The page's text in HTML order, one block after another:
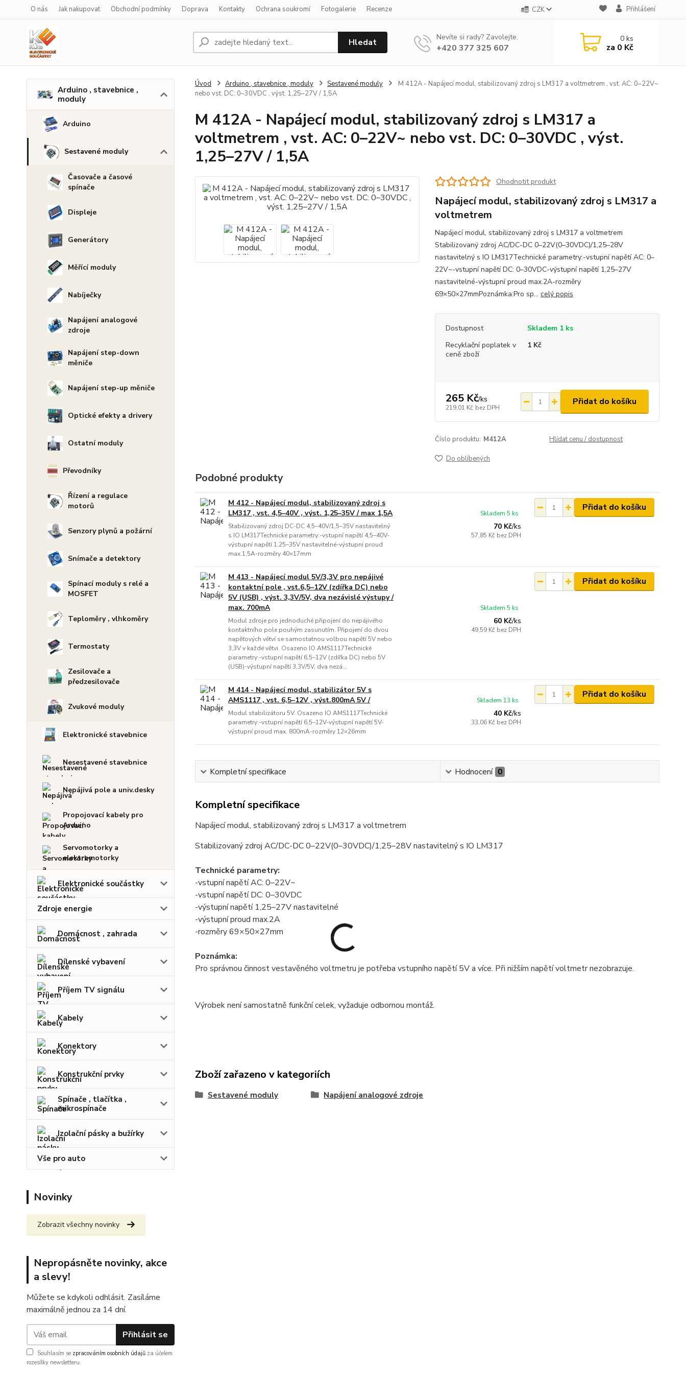
O nás Jak nakupovat Obchodní podmínky Doprava Kontakty Ochrana soukromí Fotogalerie Recenze CZK Přihlášení
Hledat Nevíte si rady? Zavolejte.
+420 377 325 607
0ks
za 0 Kč
Arduino , stavebnice ,
moduly
Arduino
Sestavené moduly
Časovače a časové
spínače
Displeje
Generátory
Měřící moduly
Nabíječky
Napájení analogové
zdroje
Napájení step-down
měniče
Napájení step-up měniče
Optické efekty a drivery
Ostatní moduly
Převodníky
Řízení a regulace
motorů
Senzory plynů a požární
Snímače a detektory
Spínací moduly s relé a
MOSFET
Teploměry , vlhkoměry
Termostaty
Zesilovače a
předzesilovače
Zvukové moduly
Elektronické stavebnice
Nesestavené stavebnice
Nepájivá pole a univ.desky
Propojovací kabely pro
Arduino
Servomotorky a
elektromotorky
Elektronické součástky
Zdroje energie
Domácnost , zahrada
Dílenské vybavení
Příjem TV signálu
Kabely
Konektory
Konstrukční prvky
Spínače , tlačítka ,
mikrospínače
Izolační pásky a bužírky
Vše pro auto
Novinky
Zobrazit všechny novinky
Nepropásněte novinky, akce
a slevy!
Můžete se kdykoli odhlásit. Zasíláme
maximálně jednou za 14 dní.
Přihlásit se
Souhlasím se zpracováním osobních údajů za účelem
rozesílky newsletteru.
Úvod Arduino , stavebnice , moduly Sestavené moduly
M 412A - Napájecí modul, stabilizovaný zdroj s LM317 a voltmetrem , vst. AC: 0–22V~
nebo vst. DC: 0–30VDC , výst. 1,25–27V / 1,5A
M 412A - Napájecí modul, stabilizovaný zdroj s LM317 a
voltmetrem , vst. AC: 0–22V~ nebo vst. DC: 0–30VDC , výst.
1,25–27V / 1,5A
Ohodnotit produkt
Napájecí modul, stabilizovaný zdroj s LM317 a
voltmetrem
Napájecí modul, stabilizovaný zdroj s LM317 a voltmetrem
Stabilizovaný zdroj AC/DC-DC 0–22V(0–30VDC)/1,25–28V
nastavitelný s IO LM317Technické parametry:-vstupní napětí AC: 0–
22V~-vstupní napětí DC: 0–30VDC-výstupní napětí 1,25–27V
nastavitelné-výstupní proud max.2A-rozměry
69×50×27mmPoznámka:Pro sp... celý popis
Dostupnost
Skladem 1 ks
Recyklační poplatek v
ceně zboží
1 Kč
265 Kč/ks
219,01 Kč bez DPH
Přidat do košíku
Číslo produktu: M412A Hlídat cenu / dostupnost
Do oblíbených
Podobné produkty
M 412 - Napájecí modul, stabilizovaný zdroj s
LM317 , vst. 4,5–40V , výst. 1,25–35V / max 1,5A
Stabilizovaný zdroj DC-DC 4,5–40V/1,5–35V nastavitelný
s IO LM317Technické parametry:-vstupní napětí 4,5–40V-
výstupní napětí 1,25–35V nastavitelné-výstupní proud
max.1,5A-rozměry 40×17mm
70 Kč/ks
57,85 Kč bez DPH
Skladem 5 ks
Přidat do košíku
M 413 - Napájecí modul 5V/3,3V pro nepájivé
kontaktní pole , vst.6,5–12V (zdířka DC) nebo
5V (USB) , výst. 3,3V/5V, dva nezávislé výstupy /
max. 700mA
Modul zdroje pro jednoduché připojení do nepájivého
kontaktního pole pouhým zasunutím. Připojení do dvou
napěťových větví se samostatnou volbou napětí 5V nebo
3,3V v každé větvi. Osazeno IO AMS1117Technické
parametry:-vstupní napětí 6,5–12V (zdířka DC) nebo 5V
(USB)-výstupní napětí 3,3V/5V, dva nezá...
60 Kč/ks
49,59 Kč bez DPH
Skladem 5 ks
Přidat do košíku
M 414 - Napájecí modul, stabilizátor 5V s
AMS1117 , vst. 6,5–12V , výst.800mA 5V /
Modul stabilizátoru 5V. Osazeno IO AMS1117Technické
parametry:-vstupní napětí 6,5–12V-výstupní napětí 5V-
výstupní proud max. 800mA-rozměry 12×26mm
40 Kč/ks
33,06 Kč bez DPH
Skladem 13 ks
Přidat do košíku
Kompletní specifikace Hodnocení 0
Kompletní specifikace
Napájecí modul, stabilizovaný zdroj s LM317 a voltmetrem
Stabilizovaný zdroj AC/DC-DC 0–22V(0–30VDC)/1,25–28V nastavitelný s IO LM317
Technické parametry:
-vstupní napětí AC: 0–22V~
-vstupní napětí DC: 0–30VDC
-výstupní napětí 1,25–27V nastavitelné
-výstupní proud max.2A
-rozměry 69×50×27mm
Poznámka:
Pro správnou činnost vestavěného voltmetru je potřeba vstupního napětí 5V a více. Při nižším napětí voltmetr nezobrazuje.
Výrobek není samostatně funkční celek, vyžaduje odbornou montáž.
Zboží zařazeno v kategoriích
Sestavené moduly Napájení analogové zdroje